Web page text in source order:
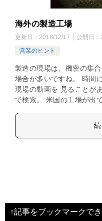
海外の製造工場
更新日： 2018/12/17 公開日：
営業のヒント
製造の現場は、機密の集
場合が多いですね。 時間
現場の動画を 見ることが
で検索。 米国の工場が出
↑記事をブックマークで